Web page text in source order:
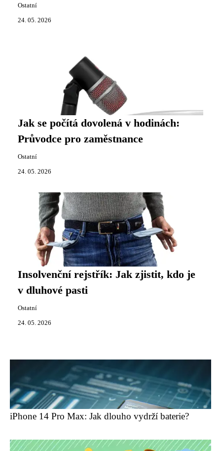
Ostatní
24. 05. 2026
Jak se počítá dovolená v hodinách:
Průvodce pro zaměstnance
Ostatní
24. 05. 2026
Insolvenční rejstřík: Jak zjistit, kdo je
v dluhové pasti
Ostatní
24. 05. 2026
iPhone 14 Pro Max: Jak dlouho vydrží baterie?